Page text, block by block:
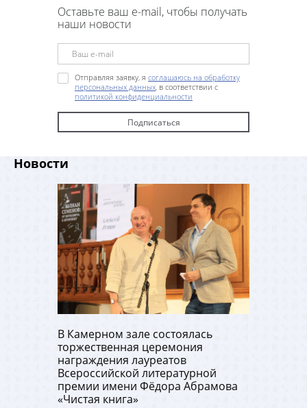
Оставьте ваш e-mail, чтобы получать
наши новости
Отправляя заявку, я соглашаюсь на обработку
персональных данных, в соответствии с
политикой конфиденциальности
Новости
В Камерном зале состоялась
торжественная церемония
награждения лауреатов
Всероссийской литературной
премии имени Фёдора Абрамова
«Чистая книга»